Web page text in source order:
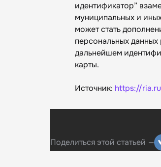
идентификатор”
муниципальных и
может стать
персональных
дальнейшем
карты.
Источник: https://
Поделиться этой статьей